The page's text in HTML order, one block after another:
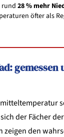
28 % mehr
öfter als
gemessen
der Fächer
zeigen den